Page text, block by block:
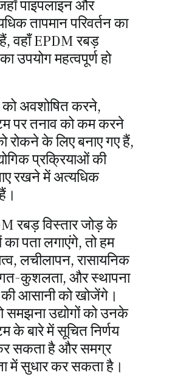
पाइपलाइन और
तापमान परिवर्तन का
वहाँ EPDM रबड़
उपयोग महत्वपूर्ण हो
अवशोषित करने,
पर तनाव को कम करने
रोकने के लिए बनाए गए हैं,
प्रक्रियाओं की
रखने में अत्यधिक
रबड़ विस्तार जोड़ के
का पता लगाएंगे, तो हम
लचीलापन, रासायनिक
कुशलता, और स्थापना
आसानी को खोजेंगे।
समझना उद्योगों को उनके
के बारे में सूचित निर्णय
सकता है और समग्र
में सुधार कर सकता है।